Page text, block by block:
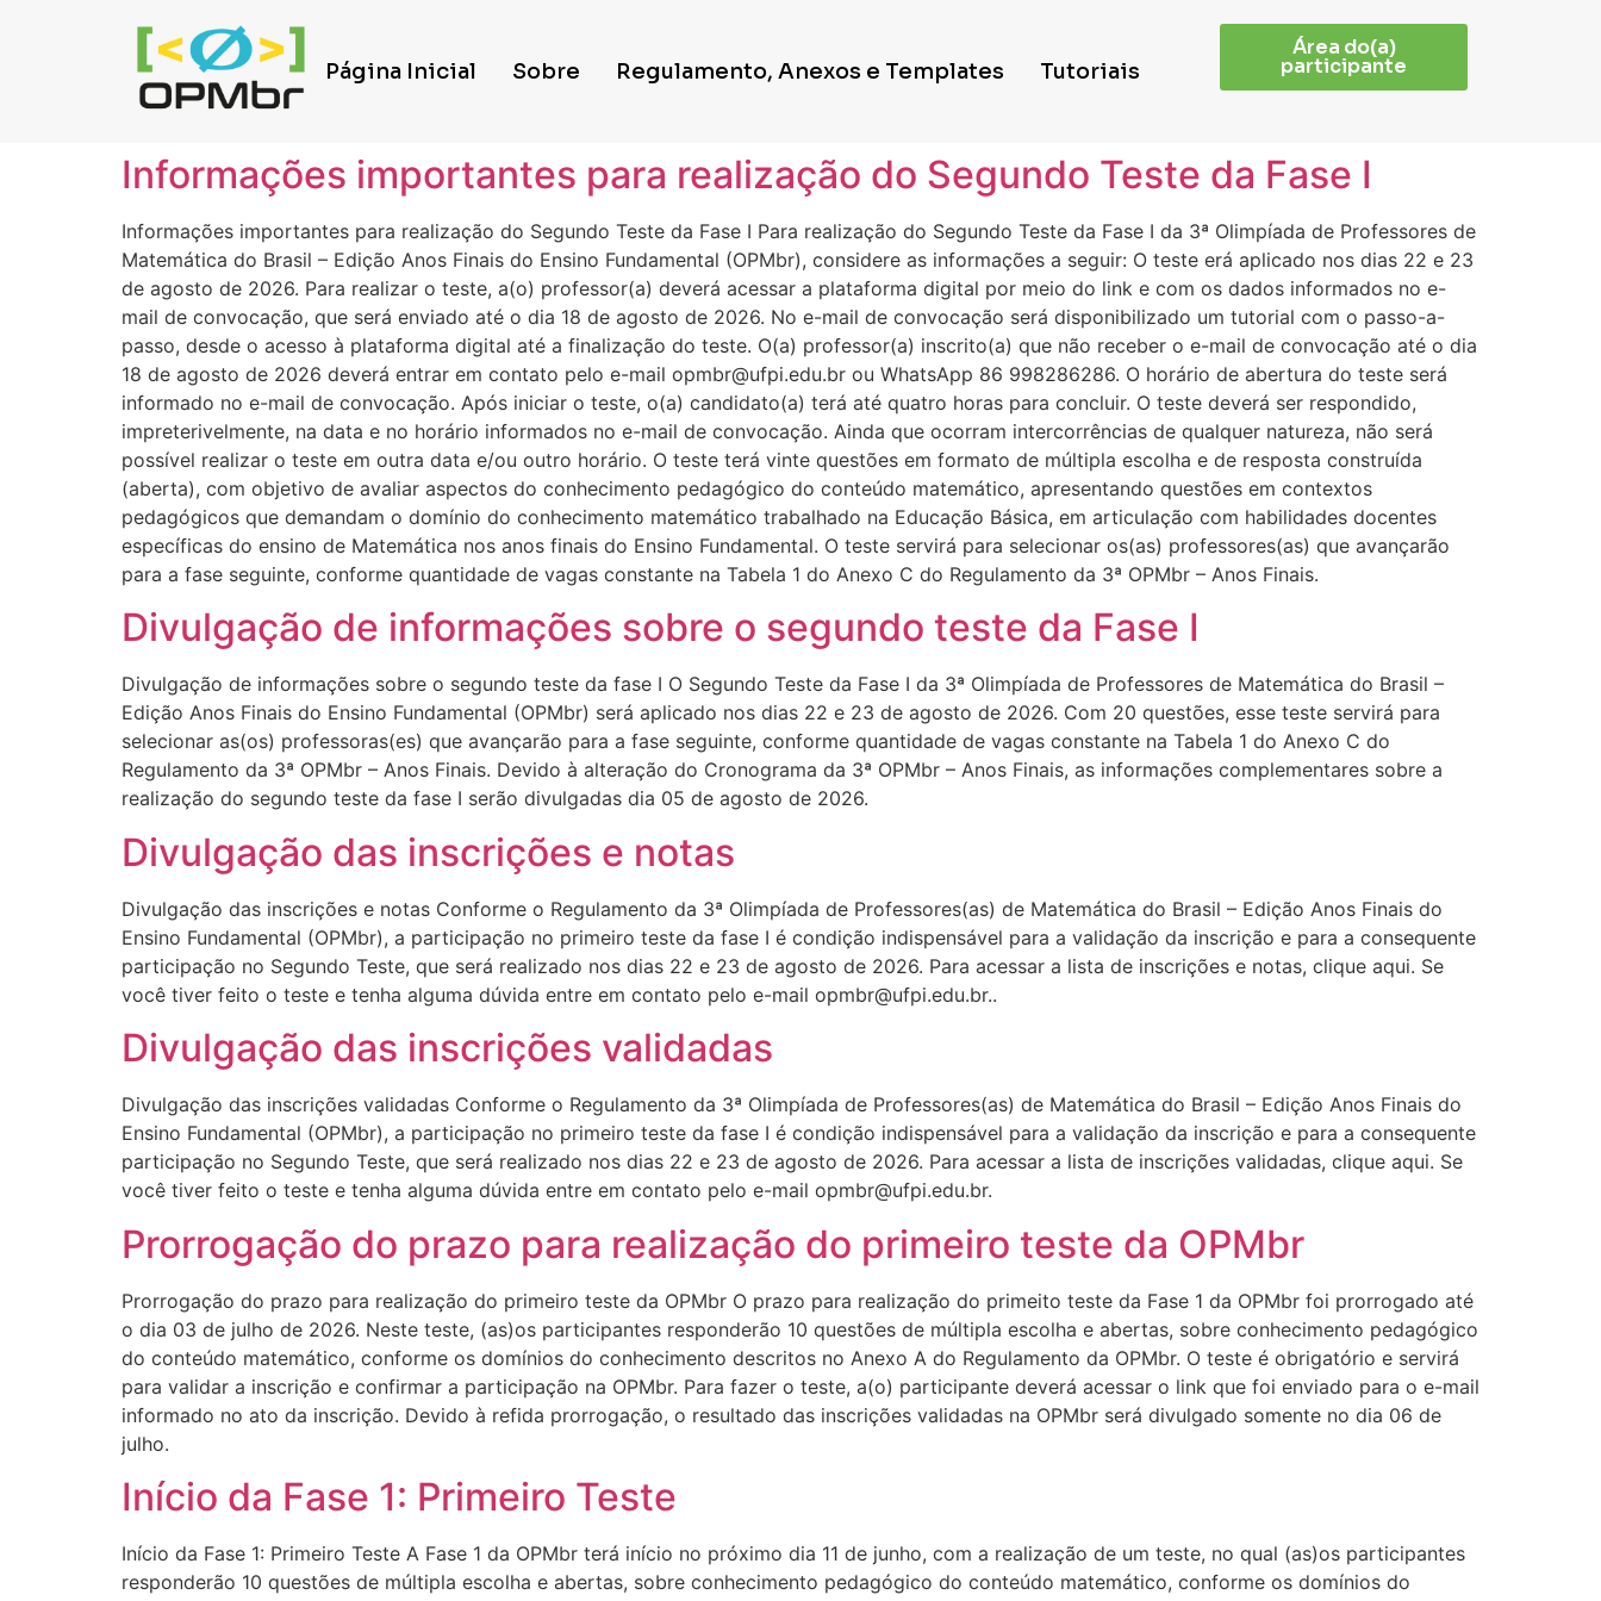
Página Inicial Sobre Regulamento, Anexos e Templates Tutoriais
Área do(a)
participante
Informações importantes para realização do Segundo Teste da Fase I
Informações importantes para realização do Segundo Teste da Fase I Para realização do Segundo Teste da Fase I da 3ª Olimpíada de Professores de
Matemática do Brasil – Edição Anos Finais do Ensino Fundamental (OPMbr), considere as informações a seguir: O teste erá aplicado nos dias 22 e 23
de agosto de 2026. Para realizar o teste, a(o) professor(a) deverá acessar a plataforma digital por meio do link e com os dados informados no e-
mail de convocação, que será enviado até o dia 18 de agosto de 2026. No e-mail de convocação será disponibilizado um tutorial com o passo-a-
passo, desde o acesso à plataforma digital até a finalização do teste. O(a) professor(a) inscrito(a) que não receber o e-mail de convocação até o dia
18 de agosto de 2026 deverá entrar em contato pelo e-mail opmbr@ufpi.edu.br ou WhatsApp 86 998286286. O horário de abertura do teste será
informado no e-mail de convocação. Após iniciar o teste, o(a) candidato(a) terá até quatro horas para concluir. O teste deverá ser respondido,
impreterivelmente, na data e no horário informados no e-mail de convocação. Ainda que ocorram intercorrências de qualquer natureza, não será
possível realizar o teste em outra data e/ou outro horário. O teste terá vinte questões em formato de múltipla escolha e de resposta construída
(aberta), com objetivo de avaliar aspectos do conhecimento pedagógico do conteúdo matemático, apresentando questões em contextos
pedagógicos que demandam o domínio do conhecimento matemático trabalhado na Educação Básica, em articulação com habilidades docentes
específicas do ensino de Matemática nos anos finais do Ensino Fundamental. O teste servirá para selecionar os(as) professores(as) que avançarão
para a fase seguinte, conforme quantidade de vagas constante na Tabela 1 do Anexo C do Regulamento da 3ª OPMbr – Anos Finais.
Divulgação de informações sobre o segundo teste da Fase I
Divulgação de informações sobre o segundo teste da fase I O Segundo Teste da Fase I da 3ª Olimpíada de Professores de Matemática do Brasil –
Edição Anos Finais do Ensino Fundamental (OPMbr) será aplicado nos dias 22 e 23 de agosto de 2026. Com 20 questões, esse teste servirá para
selecionar as(os) professoras(es) que avançarão para a fase seguinte, conforme quantidade de vagas constante na Tabela 1 do Anexo C do
Regulamento da 3ª OPMbr – Anos Finais. Devido à alteração do Cronograma da 3ª OPMbr – Anos Finais, as informações complementares sobre a
realização do segundo teste da fase I serão divulgadas dia 05 de agosto de 2026.
Divulgação das inscrições e notas
Divulgação das inscrições e notas Conforme o Regulamento da 3ª Olimpíada de Professores(as) de Matemática do Brasil – Edição Anos Finais do
Ensino Fundamental (OPMbr), a participação no primeiro teste da fase I é condição indispensável para a validação da inscrição e para a consequente
participação no Segundo Teste, que será realizado nos dias 22 e 23 de agosto de 2026. Para acessar a lista de inscrições e notas, clique aqui. Se
você tiver feito o teste e tenha alguma dúvida entre em contato pelo e-mail opmbr@ufpi.edu.br..
Divulgação das inscrições validadas
Divulgação das inscrições validadas Conforme o Regulamento da 3ª Olimpíada de Professores(as) de Matemática do Brasil – Edição Anos Finais do
Ensino Fundamental (OPMbr), a participação no primeiro teste da fase I é condição indispensável para a validação da inscrição e para a consequente
participação no Segundo Teste, que será realizado nos dias 22 e 23 de agosto de 2026. Para acessar a lista de inscrições validadas, clique aqui. Se
você tiver feito o teste e tenha alguma dúvida entre em contato pelo e-mail opmbr@ufpi.edu.br.
Prorrogação do prazo para realização do primeiro teste da OPMbr
Prorrogação do prazo para realização do primeiro teste da OPMbr O prazo para realização do primeito teste da Fase 1 da OPMbr foi prorrogado até
o dia 03 de julho de 2026. Neste teste, (as)os participantes responderão 10 questões de múltipla escolha e abertas, sobre conhecimento pedagógico
do conteúdo matemático, conforme os domínios do conhecimento descritos no Anexo A do Regulamento da OPMbr. O teste é obrigatório e servirá
para validar a inscrição e confirmar a participação na OPMbr. Para fazer o teste, a(o) participante deverá acessar o link que foi enviado para o e-mail
informado no ato da inscrição. Devido à refida prorrogação, o resultado das inscrições validadas na OPMbr será divulgado somente no dia 06 de
julho.
Início da Fase 1: Primeiro Teste
Início da Fase 1: Primeiro Teste A Fase 1 da OPMbr terá início no próximo dia 11 de junho, com a realização de um teste, no qual (as)os participantes
responderão 10 questões de múltipla escolha e abertas, sobre conhecimento pedagógico do conteúdo matemático, conforme os domínios do